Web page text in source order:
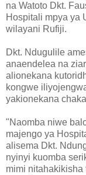
na Watoto Dkt.
Hospitali mpya ya
wilayani Rufiji.
Dkt. Ndugulile
anaendelea na
alionekana
kongwe
yakionekana
"Naomba niwe
majengo ya
alisema Dkt.
nyinyi kuomba
mimi